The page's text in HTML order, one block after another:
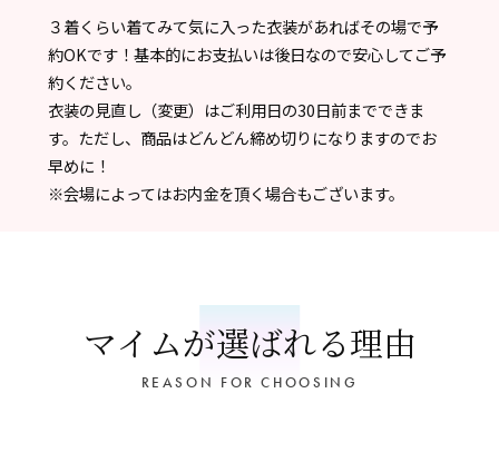
３着くらい着てみて気に入った衣装があればその場で予
約OKです！基本的にお支払いは後日なので安心してご予
約ください。
衣装の見直し（変更）はご利用日の30日前までできま
す。ただし、商品はどんどん締め切りになりますのでお
早めに！
※会場によってはお内金を頂く場合もございます。
マイムが選ばれる理由
REASON FOR CHOOSING